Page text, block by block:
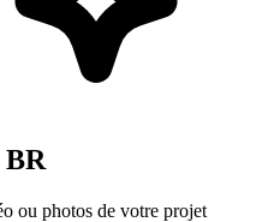
BR
ou photos de votre projet